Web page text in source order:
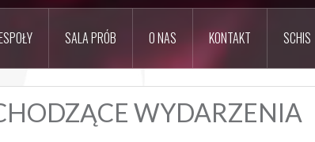
SALA PRÓB O NAS KONTAKT SCHIS
WYDARZENIA